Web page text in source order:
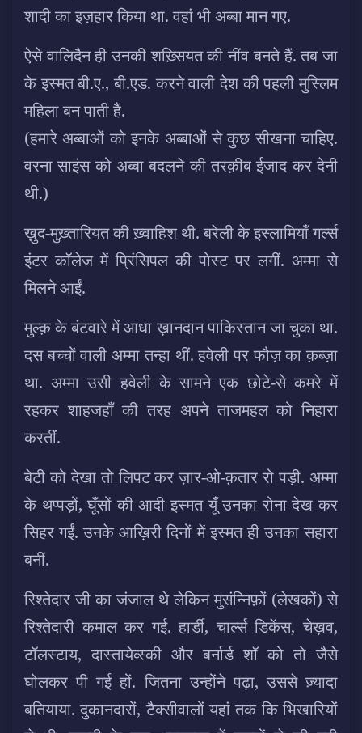
शादी का इज़हार किया था. वहां भी अब्बा मान गए.
ऐसे वालिदैन ही उनकी शख़्सियत की नींव बनते हैं. तब जा
के इस्मत बी.ए., बी.एड. करने वाली देश की पहली मुस्लिम
महिला बन पाती हैं.
(हमारे अब्बाओं को इनके अब्बाओं से कुछ सीखना चाहिए.
वरना साइंस को अब्बा बदलने की तरक़ीब ईजाद कर देनी
थी.)
ख़ुद-मुख़्तारियत की ख़्वाहिश थी. बरेली के इस्लामियाँ गर्ल्स
इंटर कॉलेज में प्रिंसिपल की पोस्ट पर लगीं. अम्मा से
मिलने आईं.
मुल्क़ के बंटवारे में आधा ख़ानदान पाकिस्तान जा चुका था.
दस बच्चों वाली अम्मा तन्हा थीं. हवेली पर फौज़ का क़ब्ज़ा
था. अम्मा उसी हवेली के सामने एक छोटे-से कमरे में
रहकर शाहजहाँ की तरह अपने ताजमहल को निहारा
करतीं.
बेटी को देखा तो लिपट कर ज़ार-ओ-क़तार रो पड़ी. अम्मा
के थप्पड़ों, घूँसों की आदी इस्मत यूँ उनका रोना देख कर
सिहर गईं. उनके आख़िरी दिनों में इस्मत ही उनका सहारा
बनीं.
रिश्तेदार जी का जंजाल थे लेकिन मुसंन्निफ़ों (लेखकों) से
रिश्तेदारी कमाल कर गई. हार्डी, चार्ल्स डिकेंस, चेख़व,
टॉलस्टाय, दास्तायेव्स्की और बर्नार्ड शॉ को तो जैसे
घोलकर पी गई हों. जितना उन्होंने पढ़ा, उससे ज़्यादा
बतियाया. दुकानदारों, टैक्सीवालों यहां तक कि भिखारियों